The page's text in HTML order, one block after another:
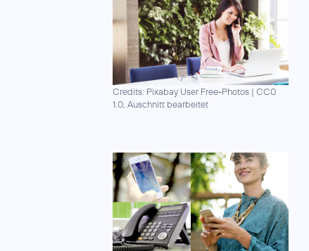
Credits: Pixabay User Free-Photos | CC0
1.0, Auschnitt bearbeitet